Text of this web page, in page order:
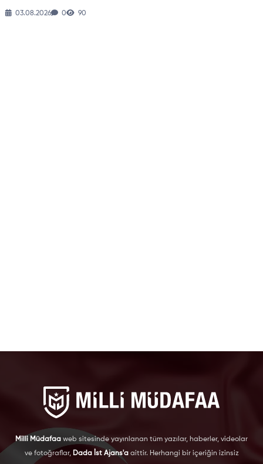
03.08.2026 0 90
Milli Müdafaa web sitesinde yayınlanan tüm yazılar, haberler, videolar
ve fotoğraflar, Dada İst Ajans'aaittir. Herhangi bir içeriğin izinsiz